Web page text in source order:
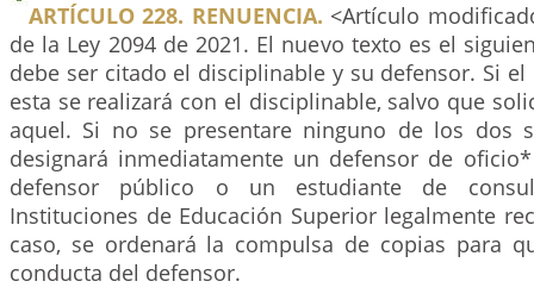
ARTÍCULO 228. RENUENCIA. <Artículo
de la Ley 2094 de 2021. El nuevo texto es el
debe ser citado el disciplinable y su defensor. Si
esta se realizará con el disciplinable, salvo que
aquel. Si no se presentare ninguno de los dos
designará inmediatamente un defensor de
defensor público o un estudiante de
Instituciones de Educación Superior legalmente
caso, se ordenará la compulsa de copias para
conducta del defensor.